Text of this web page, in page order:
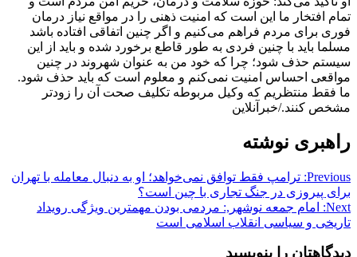
تمام افتخار ما این است که امنیت ذهنی را در مواقع نیاز درمان
فوری برای مردم فراهم می‌کنیم و اگر چنین اتفاقی افتاده باشد
مسلما باید با چنین فردی به طور قاطع برخورد شده و باید از این
سیستم حذف شود؛ چرا که خود من به عنوان شهروند در چنین
مواقعی احساس امنیت نمی‌کنم و معلوم است که باید حذف شود.
ما فقط منتظریم که وکیل مربوطه تکلیف صحت آن را زودتر
مشخص کنند./خبرآنلاین
راهبری نوشته
Previous: ترامپ فقط توافق نمی‌خواهد؛ او به دنبال معامله با تهران
برای پیروزی در جنگ تجاری با چین است؟
Next:
امام جمعه نوشهر,: مردمی بودن مهمترین ویژگی رویداد
تاریخی و سیاسی انقلاب اسلامی است
دیدگاهتان را بنویسید